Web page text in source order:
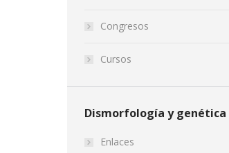
Congresos
Cursos
Dismorfología y genética
Enlaces